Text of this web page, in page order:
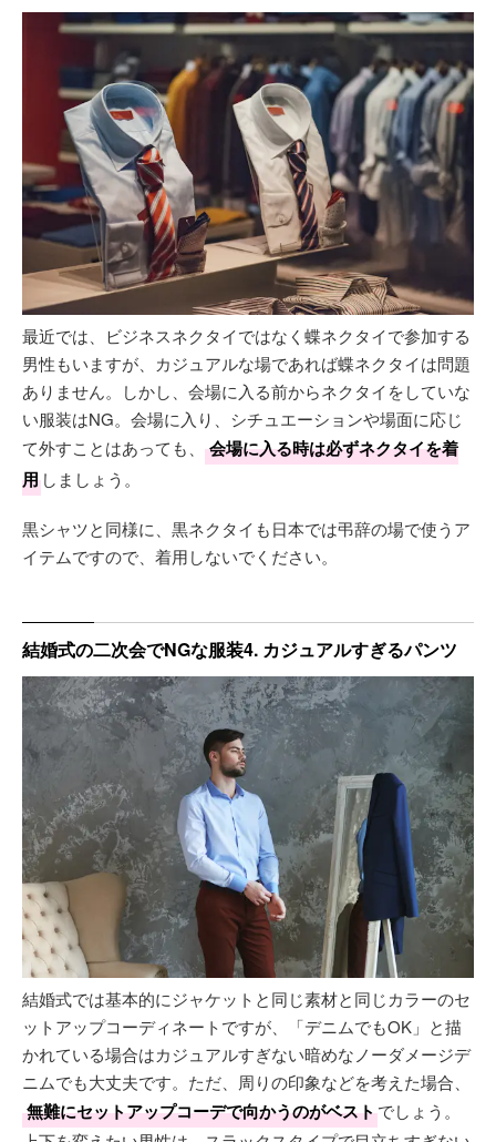
最近では、ビジネスネクタイではなく蝶ネクタイで参加する
男性もいますが、カジュアルな場であれば蝶ネクタイは問題
ありません。しかし、会場に入る前からネクタイをしていな
い服装はNG。会場に入り、シチュエーションや場面に応じ
て外すことはあっても、
会場に入る時は必ずネクタイを着
用 しましょう。
黒シャツと同様に、黒ネクタイも日本では弔辞の場で使うア
イテムですので、着用しないでください。
結婚式の二次会でNGな服装4. カジュアルすぎるパンツ
結婚式では基本的にジャケットと同じ素材と同じカラーのセ
ットアップコーディネートですが、「デニムでもOK」と描
かれている場合はカジュアルすぎない暗めなノーダメージデ
ニムでも大丈夫です。ただ、周りの印象などを考えた場合、
無難にセットアップコーデで向かうのがベストでしょう。